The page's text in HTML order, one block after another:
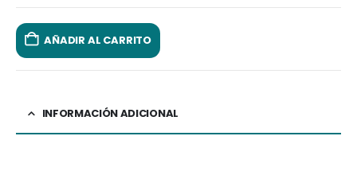
AÑADIR AL CARRITO
INFORMACIÓN ADICIONAL